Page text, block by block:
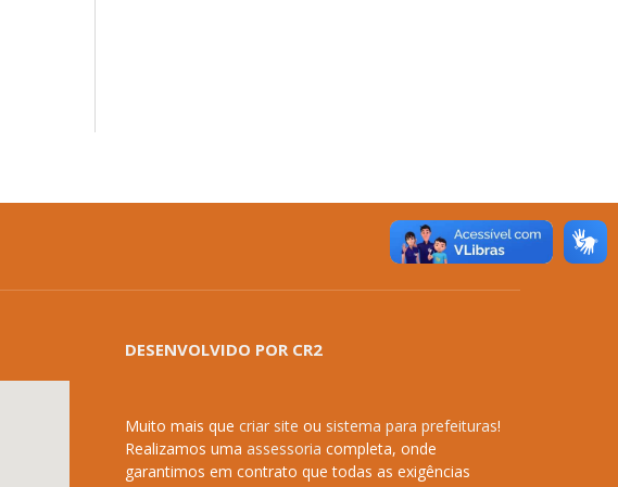
DESENVOLVIDO POR CR2
Muito mais que criar site ou sistema para prefeituras!
Realizamos uma assessoria completa, onde
garantimos em contrato que todas as exigências